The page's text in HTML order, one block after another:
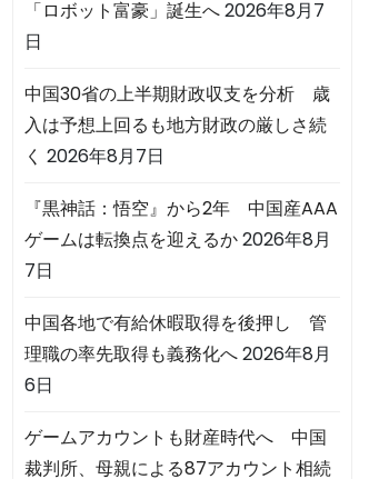
「ロボット富豪」誕生へ2026年8月7
日
中国30省の上半期財政収支を分析 歳
入は予想上回るも地方財政の厳しさ続
く 2026年8月7日
『黒神話：悟空』から2年 中国産AAA
ゲームは転換点を迎えるか2026年8月
7日
中国各地で有給休暇取得を後押し 管
理職の率先取得も義務化へ2026年8月
6日
ゲームアカウントも財産時代へ 中国
裁判所、母親による87アカウント相続